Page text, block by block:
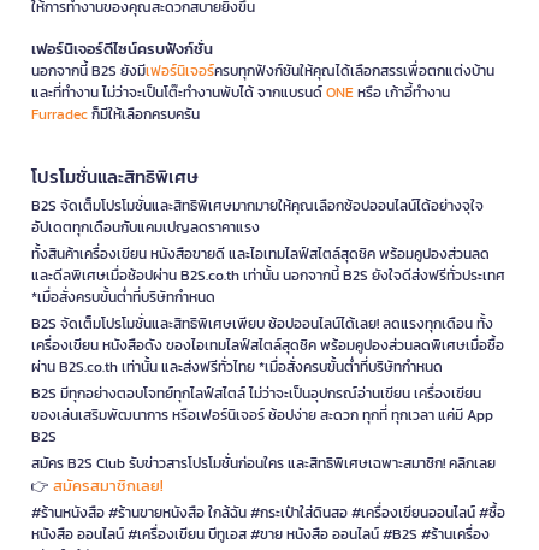
ให้การทำงานของคุณสะดวกสบายยิ่งขึ้น
เฟอร์นิเจอร์ดีไซน์ครบฟังก์ชั่น
นอกจากนี้ B2S ยังมีเฟอร์นิเจอร์ครบทุกฟังก์ชันให้คุณได้เลือกสรรเพื่อตกแต่งบ้าน
และที่ทำงาน ไม่ว่าจะเป็นโต๊ะทำงานพับได้ จากแบรนด์ONEหรือ เก้าอี้ทำงาน
Furradecก็มีให้เลือกครบครัน
โปรโมชั่นและสิทธิพิเศษ
B2S จัดเต็มโปรโมชั่นและสิทธิพิเศษมากมายให้คุณเลือกช้อปออนไลน์ได้อย่างจุใจ
อัปเดตทุกเดือนกับแคมเปญลดราคาแรง
ทั้งสินค้าเครื่องเขียน หนังสือขายดี และไอเทมไลฟ์สไตล์สุดชิค พร้อมคูปองส่วนลด
และดีลพิเศษเมื่อช้อปผ่าน B2S.co.th เท่านั้น นอกจากนี้ B2S ยังใจดีส่งฟรีทั่วประเทศ
*เมื่อสั่งครบขั้นต่ำที่บริษัทกำหนด
B2S จัดเต็มโปรโมชั่นและสิทธิพิเศษเพียบ ช้อปออนไลน์ได้เลย! ลดแรงทุกเดือน ทั้ง
เครื่องเขียน หนังสือดัง ของไอเทมไลฟ์สไตล์สุดชิค พร้อมคูปองส่วนลดพิเศษเมื่อซื้อ
ผ่าน B2S.co.th เท่านั้น และส่งฟรีทั่วไทย *เมื่อสั่งครบขั้นต่ำที่บริษัทกำหนด
B2S มีทุกอย่างตอบโจทย์ทุกไลฟ์สไตล์ ไม่ว่าจะเป็นอุปกรณ์อ่านเขียน เครื่องเขียน
ของเล่นเสริมพัฒนาการ หรือเฟอร์นิเจอร์ ช้อปง่าย สะดวก ทุกที่ ทุกเวลา แค่มี App
B2S
สมัคร B2S Club รับข่าวสารโปรโมชั่นก่อนใคร และสิทธิพิเศษเฉพาะสมาชิก! คลิกเลย
👉 สมัครสมาชิกเลย!
#ร้านหนังสือ #ร้านขายหนังสือ ใกล้ฉัน #กระเป๋าใส่ดินสอ #เครื่องเขียนออนไลน์ #ซื้อ
หนังสือ ออนไลน์ #เครื่องเขียน บีทูเอส #ขาย หนังสือ ออนไลน์ #B2S #ร้านเครื่อง